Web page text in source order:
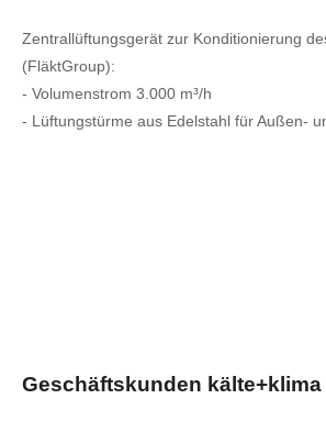
Zentrallüftungsgerät zur Konditionierung
(FläktGroup):
- Volumenstrom 3.000 m³/h
- Lüftungstürme aus Edelstahl für Außen-
Geschäftskunden kälte+klima